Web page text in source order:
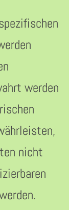
werden
nicht